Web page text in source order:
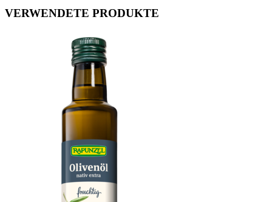
VERWENDETE PRODUKTE